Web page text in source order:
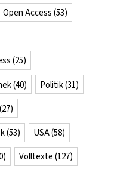
Open Access (53)
(25)
(40) Politik(31)
(53) USA(58)
Volltexte (127)